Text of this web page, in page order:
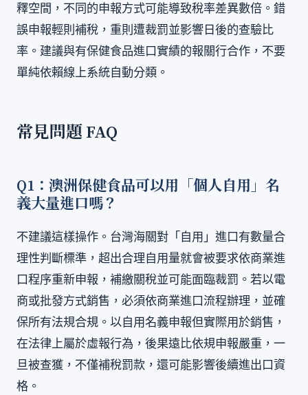
釋空間，不同的申報方式可能導致稅率差異數倍。錯
誤申報輕則補稅，重則遭裁罰並影響日後的查驗比
率。建議與有保健食品進口實績的報關行合作，不要
單純依賴線上系統自動分類。
常見問題 FAQ
Q1：澳洲保健食品可以用「個人自用」名
義大量進口嗎？
不建議這樣操作。台灣海關對「自用」進口有數量合
理性判斷標準，超出合理自用量就會被要求依商業進
口程序重新申報，補繳關稅並可能面臨裁罰。若以電
商或批發方式銷售，必須依商業進口流程辦理，並確
保所有法規合規。以自用名義申報但實際用於銷售，
在法律上屬於虛報行為，後果遠比依規申報嚴重，一
旦被查獲，不僅補稅罰款，還可能影響後續進出口資
格。